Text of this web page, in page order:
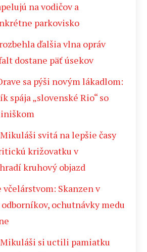
na vodičov a
parkovisko
ďalšia vlna opráv
dostane päť úsekov
sa pýši novým lákadlom:
spája „slovenské Rio“ so
svitá na lepšie časy
križovatku v
kruhový objazd
Skanzen v
ochutnávky medu
si uctili pamiatku